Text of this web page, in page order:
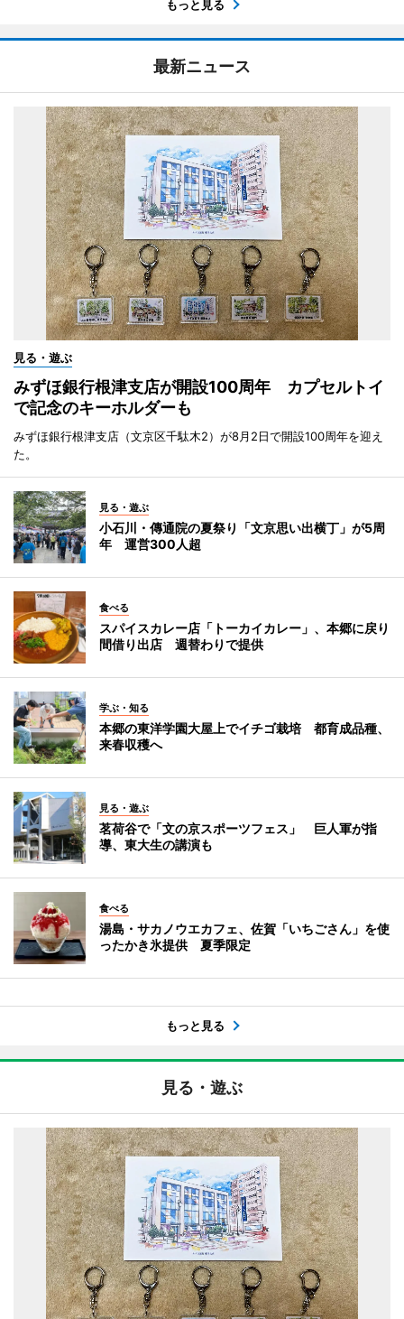
もっと見る
最新ニュース
見る・遊ぶ
みずほ銀行根津支店が開設100周年 カプセルトイ
で記念のキーホルダーも
みずほ銀行根津支店（文京区千駄木2）が8月2日で開設100周年を迎え
た。
見る・遊ぶ
小石川・傳通院の夏祭り「文京思い出横丁」が5周
年 運営300人超
食べる
スパイスカレー店「トーカイカレー」、本郷に戻り
間借り出店 週替わりで提供
学ぶ・知る
本郷の東洋学園大屋上でイチゴ栽培 都育成品種、
来春収穫へ
見る・遊ぶ
茗荷谷で「文の京スポーツフェス」 巨人軍が指
導、東大生の講演も
食べる
湯島・サカノウエカフェ、佐賀「いちごさん」を使
ったかき氷提供 夏季限定
もっと見る
見る・遊ぶ